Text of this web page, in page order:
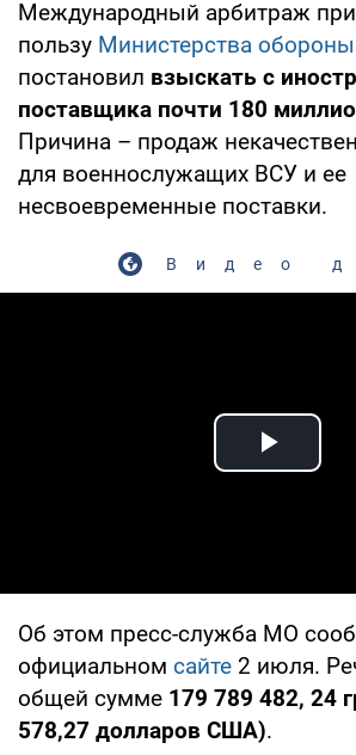
Международный арбитраж
пользу Министерства
постановил взыскать с
поставщика почти 180
Причина – продаж
для военнослужащих ВСУ и ее
несвоевременные поставки.
Видео
Play
Об этом пресс-служба МО
официальном сайте 2 июля.
общей сумме 179 789 482, 24
578,27 долларов США).